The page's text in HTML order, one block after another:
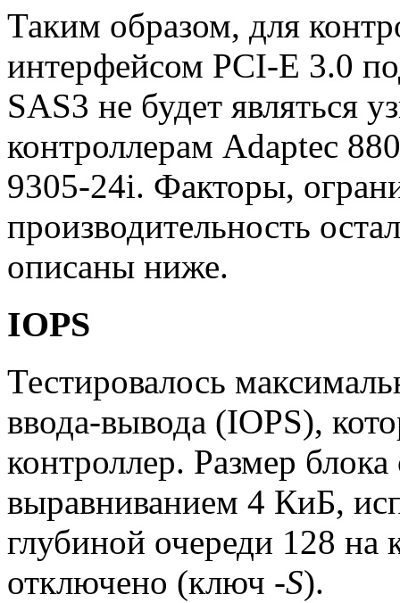
Таким образом, для
интерфейсом PCI-E 3.0
SAS3 не будет являться
контроллерам Adaptec
9305-24i. Факторы,
производительность
описаны ниже.
IOPS
Тестировалось
ввода-вывода (IOPS),
контроллер. Размер
выравниванием 4 КиБ,
глубиной очереди 128
отключено (ключ -S).